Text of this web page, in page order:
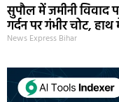
सुपौल में जमीनी
गर्दन पर गंभीर चोट,
News Express Bihar